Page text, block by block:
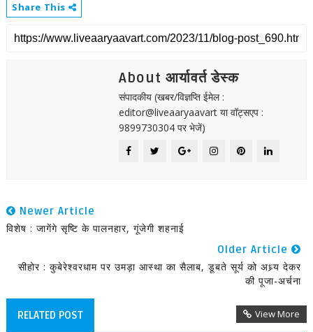
Share This
About आर्यावर्त डेस्क
संपादकीय (खबर/विज्ञप्ति ईमेल :
editor@liveaaryaavart या वॉट्सएप :
9899730304 पर भेजें)
Newer Article
विशेष : जागेंगे सृष्टि के पालनहार, गूंजेगी शहनाई
Older Article
सीहोर : कुबेरेश्वरधाम पर उमड़ा आस्था का सैलाब, डूबते सूर्य को अध्र्य देकर
की पूजा-अर्चना
RELATED POST View More